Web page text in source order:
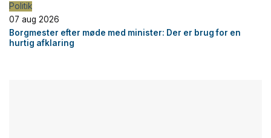
Politik
07 aug 2026
Borgmester efter møde med minister: Der er brug for en
hurtig afklaring